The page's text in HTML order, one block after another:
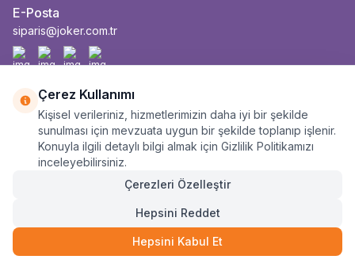
745TL 3 Taksit
E-Posta
siparis@joker.com.tr
Facebook
İnstagram
YoutubeLinkedin
Çerez Kullanımı
Kişisel verileriniz, hizmetlerimizin daha iyi bir şekilde
sunulması için mevzuata uygun bir şekilde toplanıp işlenir.
Konuyla ilgili detaylı bilgi almak için Gizlilik Politikamızı
inceleyebilirsiniz.
Çerezleri Özelleştir
Hepsini Reddet
Hepsini Kabul Et
Anasayfa Sepet Kategoriler Siparişlerim Hesabım